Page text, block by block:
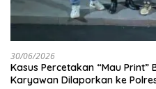
30/06/2026
Kasus Percetakan “Mau Print”
Karyawan Dilaporkan ke